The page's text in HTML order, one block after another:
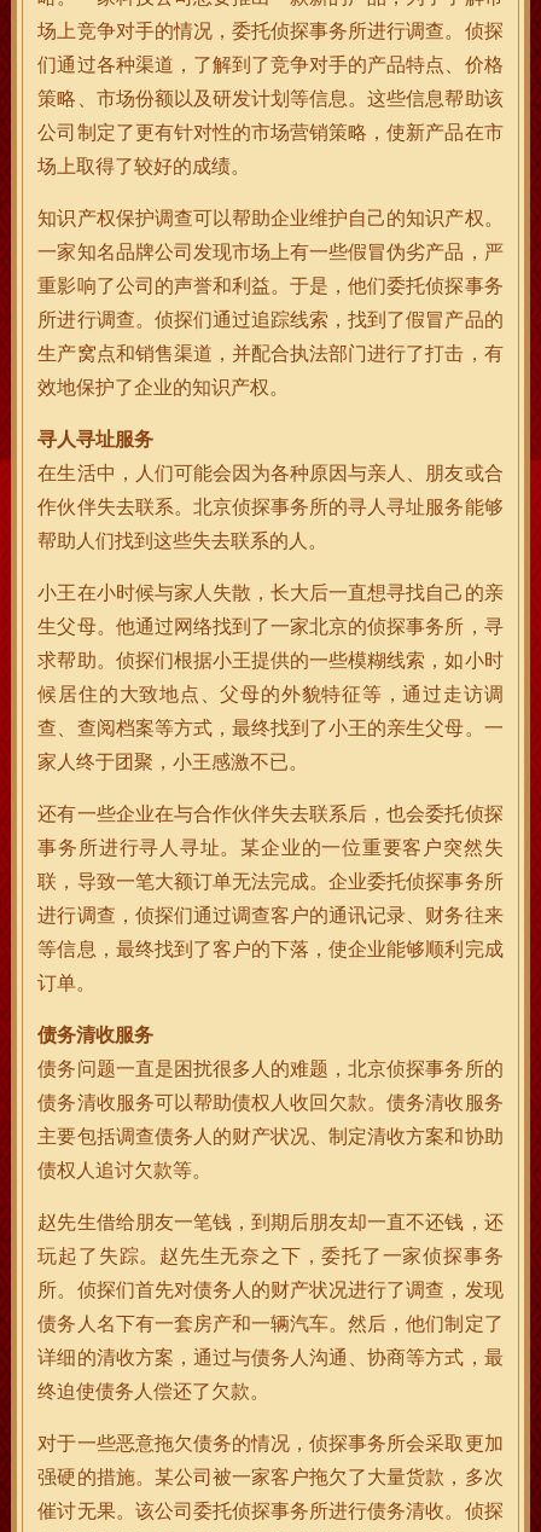
场上竞争对手的情况，委托侦探事务所进行调查。侦探
们通过各种渠道，了解到了竞争对手的产品特点、价格
策略、市场份额以及研发计划等信息。这些信息帮助该
公司制定了更有针对性的市场营销策略，使新产品在市
场上取得了较好的成绩。
知识产权保护调查可以帮助企业维护自己的知识产权。
一家知名品牌公司发现市场上有一些假冒伪劣产品，严
重影响了公司的声誉和利益。于是，他们委托侦探事务
所进行调查。侦探们通过追踪线索，找到了假冒产品的
生产窝点和销售渠道，并配合执法部门进行了打击，有
效地保护了企业的知识产权。
寻人寻址服务
在生活中，人们可能会因为各种原因与亲人、朋友或合
作伙伴失去联系。北京侦探事务所的寻人寻址服务能够
帮助人们找到这些失去联系的人。
小王在小时候与家人失散，长大后一直想寻找自己的亲
生父母。他通过网络找到了一家北京的侦探事务所，寻
求帮助。侦探们根据小王提供的一些模糊线索，如小时
候居住的大致地点、父母的外貌特征等，通过走访调
查、查阅档案等方式，最终找到了小王的亲生父母。一
家人终于团聚，小王感激不已。
还有一些企业在与合作伙伴失去联系后，也会委托侦探
事务所进行寻人寻址。某企业的一位重要客户突然失
联，导致一笔大额订单无法完成。企业委托侦探事务所
进行调查，侦探们通过调查客户的通讯记录、财务往来
等信息，最终找到了客户的下落，使企业能够顺利完成
订单。
债务清收服务
债务问题一直是困扰很多人的难题，北京侦探事务所的
债务清收服务可以帮助债权人收回欠款。债务清收服务
主要包括调查债务人的财产状况、制定清收方案和协助
债权人追讨欠款等。
赵先生借给朋友一笔钱，到期后朋友却一直不还钱，还
玩起了失踪。赵先生无奈之下，委托了一家侦探事务
所。侦探们首先对债务人的财产状况进行了调查，发现
债务人名下有一套房产和一辆汽车。然后，他们制定了
详细的清收方案，通过与债务人沟通、协商等方式，最
终迫使债务人偿还了欠款。
对于一些恶意拖欠债务的情况，侦探事务所会采取更加
强硬的措施。某公司被一家客户拖欠了大量货款，多次
催讨无果。该公司委托侦探事务所进行债务清收。侦探